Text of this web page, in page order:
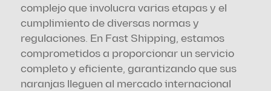
complejo que involucra varias etapas y el
cumplimiento de diversas normas y
regulaciones. En Fast Shipping, estamos
comprometidos a proporcionar un servicio
completo y eficiente, garantizando que sus
naranjas lleguen al mercado internacional